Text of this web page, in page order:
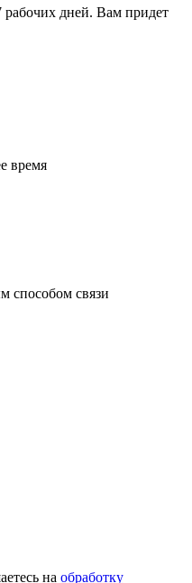
рабочих дней. Вам придет
время
способом связи
на обработку